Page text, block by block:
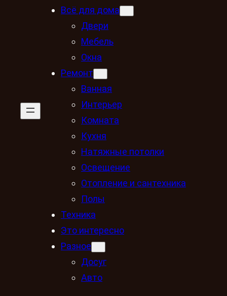
Всё для дома
Двери
Мебель
Окна
Ремонт
Ванная
Интерьер
Комната
Кухня
Натяжные потолки
Освещение
Отопление и сантехника
Полы
Техника
Это интересно
Разное
Досуг
Авто